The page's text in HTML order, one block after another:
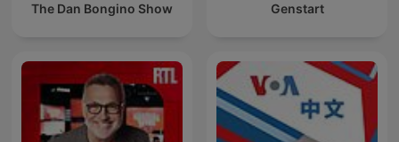
The Dan Bongino Show Genstart